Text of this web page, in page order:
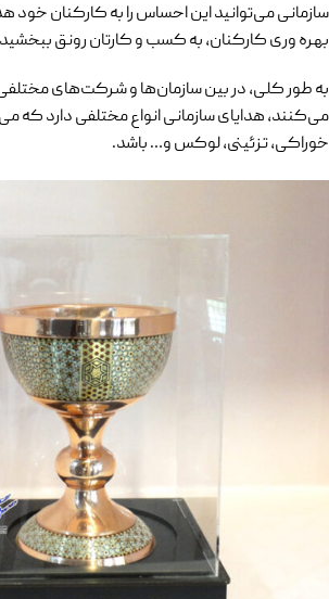
سازمانی می‌توانید این احساس را به کارکنان خود
بهره وری کارکنان، به کسب و کارتان رونق
به طور کلی، در بین سازمان‌ها و شرکت‌های
می‌کنند، هدایای سازمانی انواع مختلفی دارد که
خوراکی، تزئینی، لوکس و… باشد.